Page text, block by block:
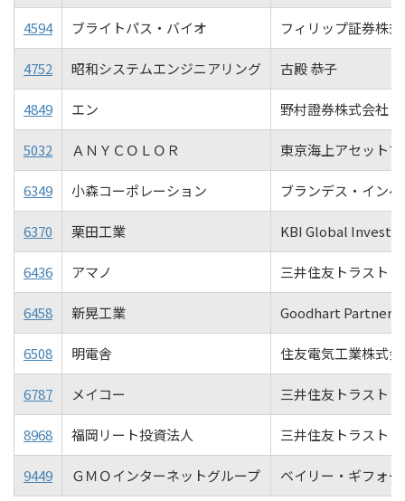
4594 ブライトパス・バイオ フィリップ証券株
4752 昭和システムエンジニアリング 古殿 恭子
4849 エン 野村證券株式会社
5032 ＡＮＹＣＯＬＯＲ 東京海上アセット
6349 小森コーポレーション ブランデス・イン
6370 栗田工業 KBI Global
6436 アマノ 三井住友トラスト
6458 新晃工業 Goodhart Partners
6508 明電舎 住友電気工業株式
6787 メイコー 三井住友トラスト
8968 福岡リート投資法人 三井住友トラスト
9449 ＧＭＯインターネットグループ ベイリー・ギフォ